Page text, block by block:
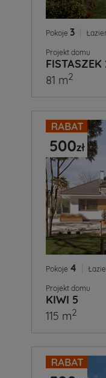
Pokoje 3
Projekt domu
FISTASZEK
81 m2
Pokoje 4
Projekt domu
KIWI 5
115 m2